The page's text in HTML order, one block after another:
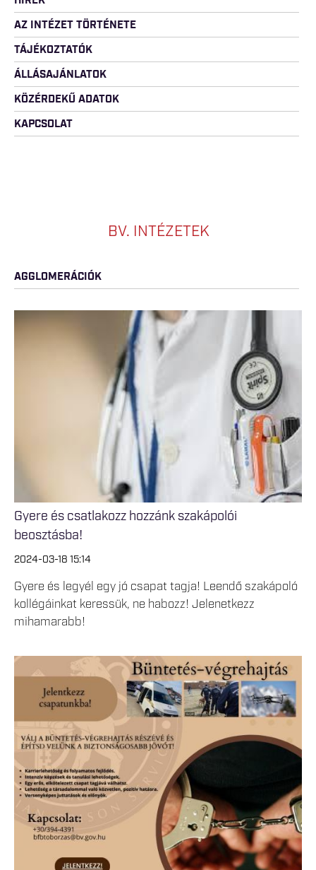
AZ INTÉZET TÖRTÉNETE
TÁJÉKOZTATÓK
ÁLLÁSAJÁNLATOK
KÖZÉRDEKŰ ADATOK
KAPCSOLAT
BV. INTÉZETEK
AGGLOMERÁCIÓK
Gyere és csatlakozz hozzánk szakápolói
beosztásba!
2024-03-18 15:14
Gyere és legyél egy jó csapat tagja! Leendő szakápoló
kollégáinkat keressük, ne habozz! Jelenetkezz
mihamarabb!